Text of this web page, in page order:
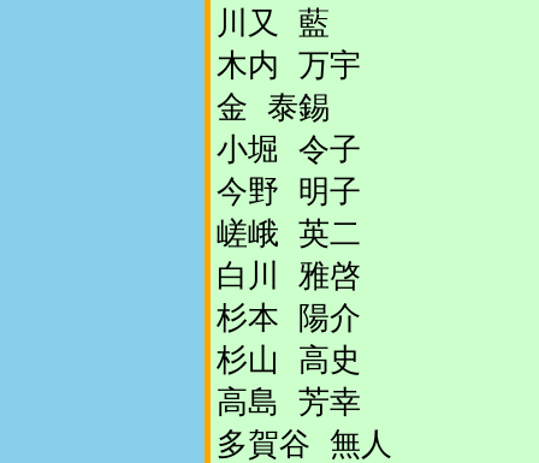
川又 藍
木内 万宇
金 泰錫
小堀 令子
今野 明子
嵯峨 英二
白川 雅啓
杉本 陽介
杉山 高史
高島 芳幸
多賀谷 無人